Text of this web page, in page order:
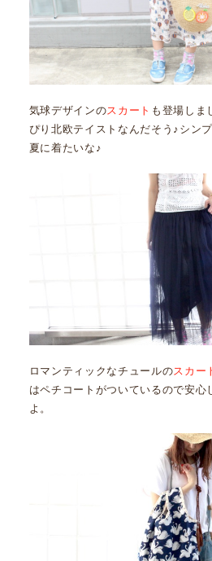
気球デザインのスカート も登場しま
ぴり北欧テイストなんだそう♪シン
夏に着たいな♪
ロマンティックなチュールのスカー
はペチコートがついているので安心
よ。